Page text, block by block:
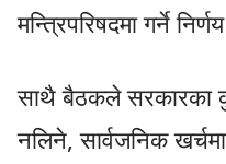
मन्त्रिपरिषदमा गर्ने
साथै बैठकले सरकारका
नलिने, सार्वजनिक